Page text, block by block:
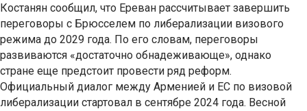
Костанян сообщил, что Ереван рассчитывает завершить
переговоры с Брюсселем по либерализации визового
режима до 2029 года. По его словам, переговоры
развиваются «достаточно обнадеживающе», однако
стране еще предстоит провести ряд реформ.
Официальный диалог между Арменией и ЕС по визовой
либерализации стартовал в сентябре 2024 года. Весной